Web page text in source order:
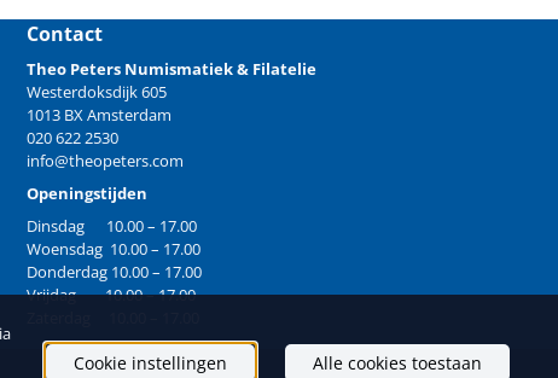
Contact
Theo Peters Numismatiek & Filatelie
Westerdoksdijk 605
1013 BX Amsterdam
020 622 2530
info@theopeters.com
Openingstijden
Dinsdag 10.00 – 17.00
Woensdag 10.00 – 17.00
Donderdag 10.00 – 17.00
Vrijdag 10.00 – 17.00
Cookie instellingen Alle cookies toestaan